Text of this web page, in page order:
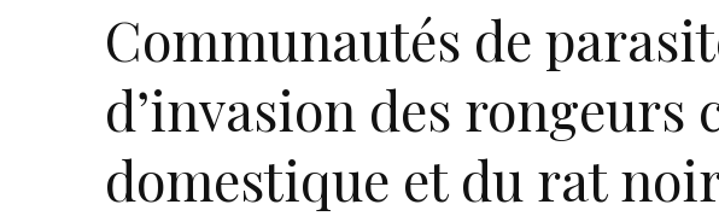
Communautés de
d’invasion des rongeurs
domestique et du rat